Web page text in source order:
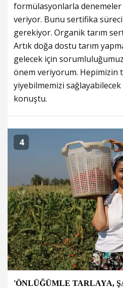
formülasyonlarla
veriyor. Bunu sertifika
gerekiyor. Organik tarım
Artık doğa dostu tarım
gelecek için
önem veriyorum.
yiyebilmemizi
konuştu.
4
'ÖNLÜĞÜMLE TARLAYA,